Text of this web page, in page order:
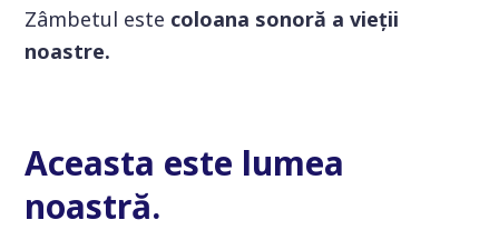
Zâmbetul este coloana sonoră a vieții
noastre.
Aceasta este lumea
noastră.